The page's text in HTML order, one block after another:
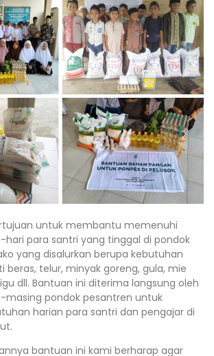
untuk membantu memenuhi
hari para santri yang tinggal di pondok
yang disalurkan berupa kebutuhan
beras, telur, minyak goreng, gula, mie
dll. Bantuan ini diterima langsung oleh
masing pondok pesantren untuk
harian para santri dan pengajar di
bantuan ini kami berharap agar